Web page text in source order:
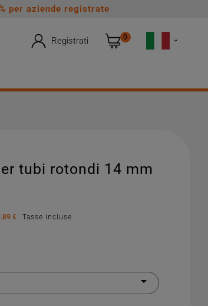
per aziende registrate
Registrati 0 
tubi rotondi 14 mm
€
Tasse incluse